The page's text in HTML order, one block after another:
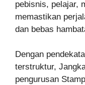
pebisnis, pelajar,
memastikan
dan bebas
Dengan
terstruktur,
pengurusan